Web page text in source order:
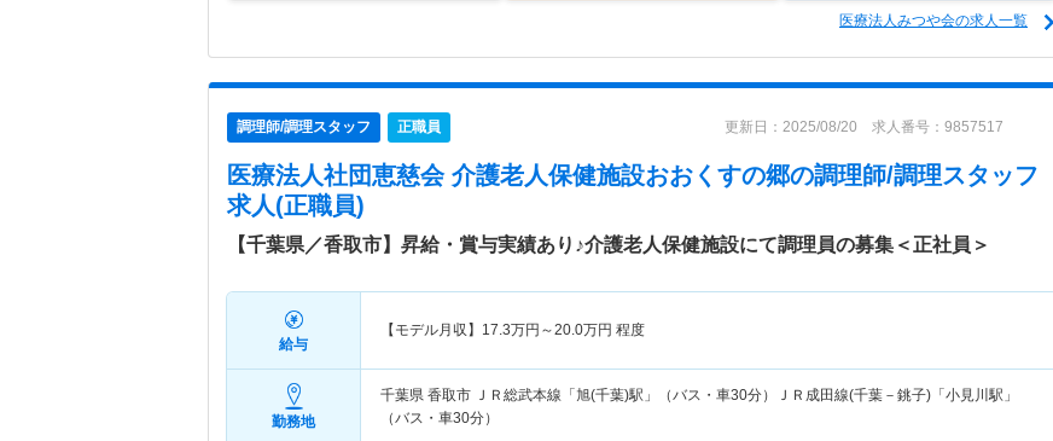
医療法人みつや会の求人一覧
調理師/調理スタッフ 正職員 更新日：2025/08/20 求人番号：9857517
医療法人社団恵慈会 介護老人保健施設おおくすの郷の調理師/調理スタッフ
求人(正職員)
【千葉県／香取市】昇給・賞与実績あり♪介護老人保健施設にて調理員の募集＜正社員＞
給与
【モデル月収】 17.3万円～20.0万円 程度
勤務地
千葉県 香取市 ＪＲ総武本線「旭(千葉)駅」（バス・車30分）ＪＲ成田線(千葉－銚子)「小見川駅」
（バス・車30分）